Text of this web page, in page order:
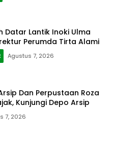
Datar Lantik Inoki Ulma
Perumda Tirta Alami
Agustus 7, 2026
Dan Perpustaan Roza
Kunjungi Depo Arsip
7, 2026